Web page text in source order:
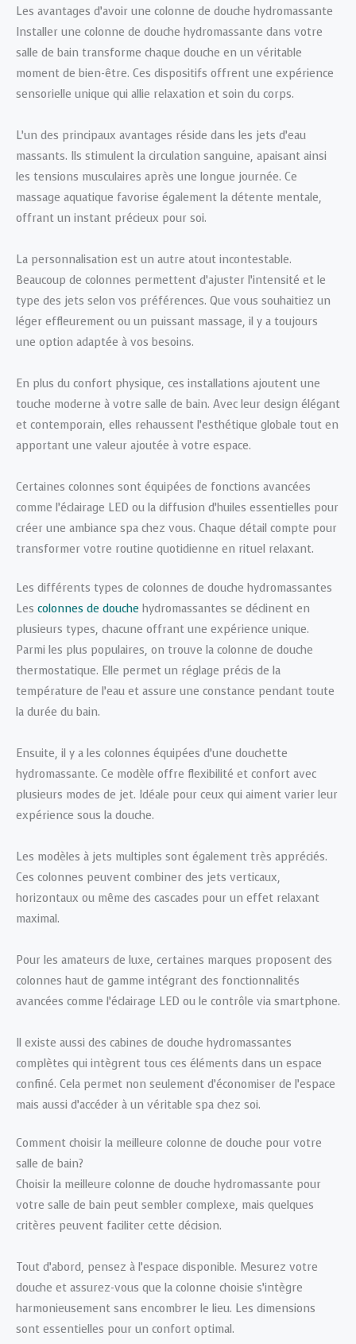
Les avantages d’avoir une colonne de douche hydromassante
Installer une colonne de douche hydromassante dans votre
salle de bain transforme chaque douche en un véritable
moment de bien-être. Ces dispositifs offrent une expérience
sensorielle unique qui allie relaxation et soin du corps.
L’un des principaux avantages réside dans les jets d’eau
massants. Ils stimulent la circulation sanguine, apaisant ainsi
les tensions musculaires après une longue journée. Ce
massage aquatique favorise également la détente mentale,
offrant un instant précieux pour soi.
La personnalisation est un autre atout incontestable.
Beaucoup de colonnes permettent d’ajuster l’intensité et le
type des jets selon vos préférences. Que vous souhaitiez un
léger effleurement ou un puissant massage, il y a toujours
une option adaptée à vos besoins.
En plus du confort physique, ces installations ajoutent une
touche moderne à votre salle de bain. Avec leur design élégant
et contemporain, elles rehaussent l’esthétique globale tout en
apportant une valeur ajoutée à votre espace.
Certaines colonnes sont équipées de fonctions avancées
comme l’éclairage LED ou la diffusion d’huiles essentielles pour
créer une ambiance spa chez vous. Chaque détail compte pour
transformer votre routine quotidienne en rituel relaxant.
Les différents types de colonnes de douche hydromassantes
Les colonnes de douche hydromassantes se déclinent en
plusieurs types, chacune offrant une expérience unique.
Parmi les plus populaires, on trouve la colonne de douche
thermostatique. Elle permet un réglage précis de la
température de l’eau et assure une constance pendant toute
la durée du bain.
Ensuite, il y a les colonnes équipées d’une douchette
hydromassante. Ce modèle offre flexibilité et confort avec
plusieurs modes de jet. Idéale pour ceux qui aiment varier leur
expérience sous la douche.
Les modèles à jets multiples sont également très appréciés.
Ces colonnes peuvent combiner des jets verticaux,
horizontaux ou même des cascades pour un effet relaxant
maximal.
Pour les amateurs de luxe, certaines marques proposent des
colonnes haut de gamme intégrant des fonctionnalités
avancées comme l’éclairage LED ou le contrôle via smartphone.
Il existe aussi des cabines de douche hydromassantes
complètes qui intègrent tous ces éléments dans un espace
confiné. Cela permet non seulement d’économiser de l’espace
mais aussi d’accéder à un véritable spa chez soi.
Comment choisir la meilleure colonne de douche pour votre
salle de bain?
Choisir la meilleure colonne de douche hydromassante pour
votre salle de bain peut sembler complexe, mais quelques
critères peuvent faciliter cette décision.
Tout d’abord, pensez à l’espace disponible. Mesurez votre
douche et assurez-vous que la colonne choisie s’intègre
harmonieusement sans encombrer le lieu. Les dimensions
sont essentielles pour un confort optimal.